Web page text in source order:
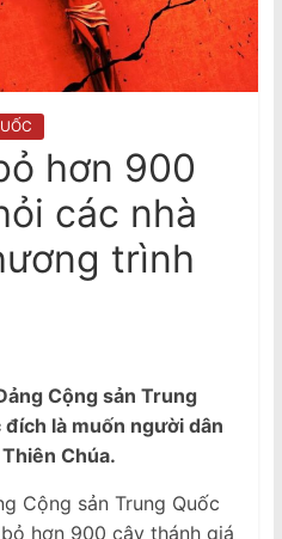
Diễn đàn Tech Connect
đối mặt các cuộc biểu
hơn 900
các nhà
trình
Cộng sản Trung
là muốn người dân
Chúa.
Cộng sản Trung Quốc
hơn 900 cây thánh giá